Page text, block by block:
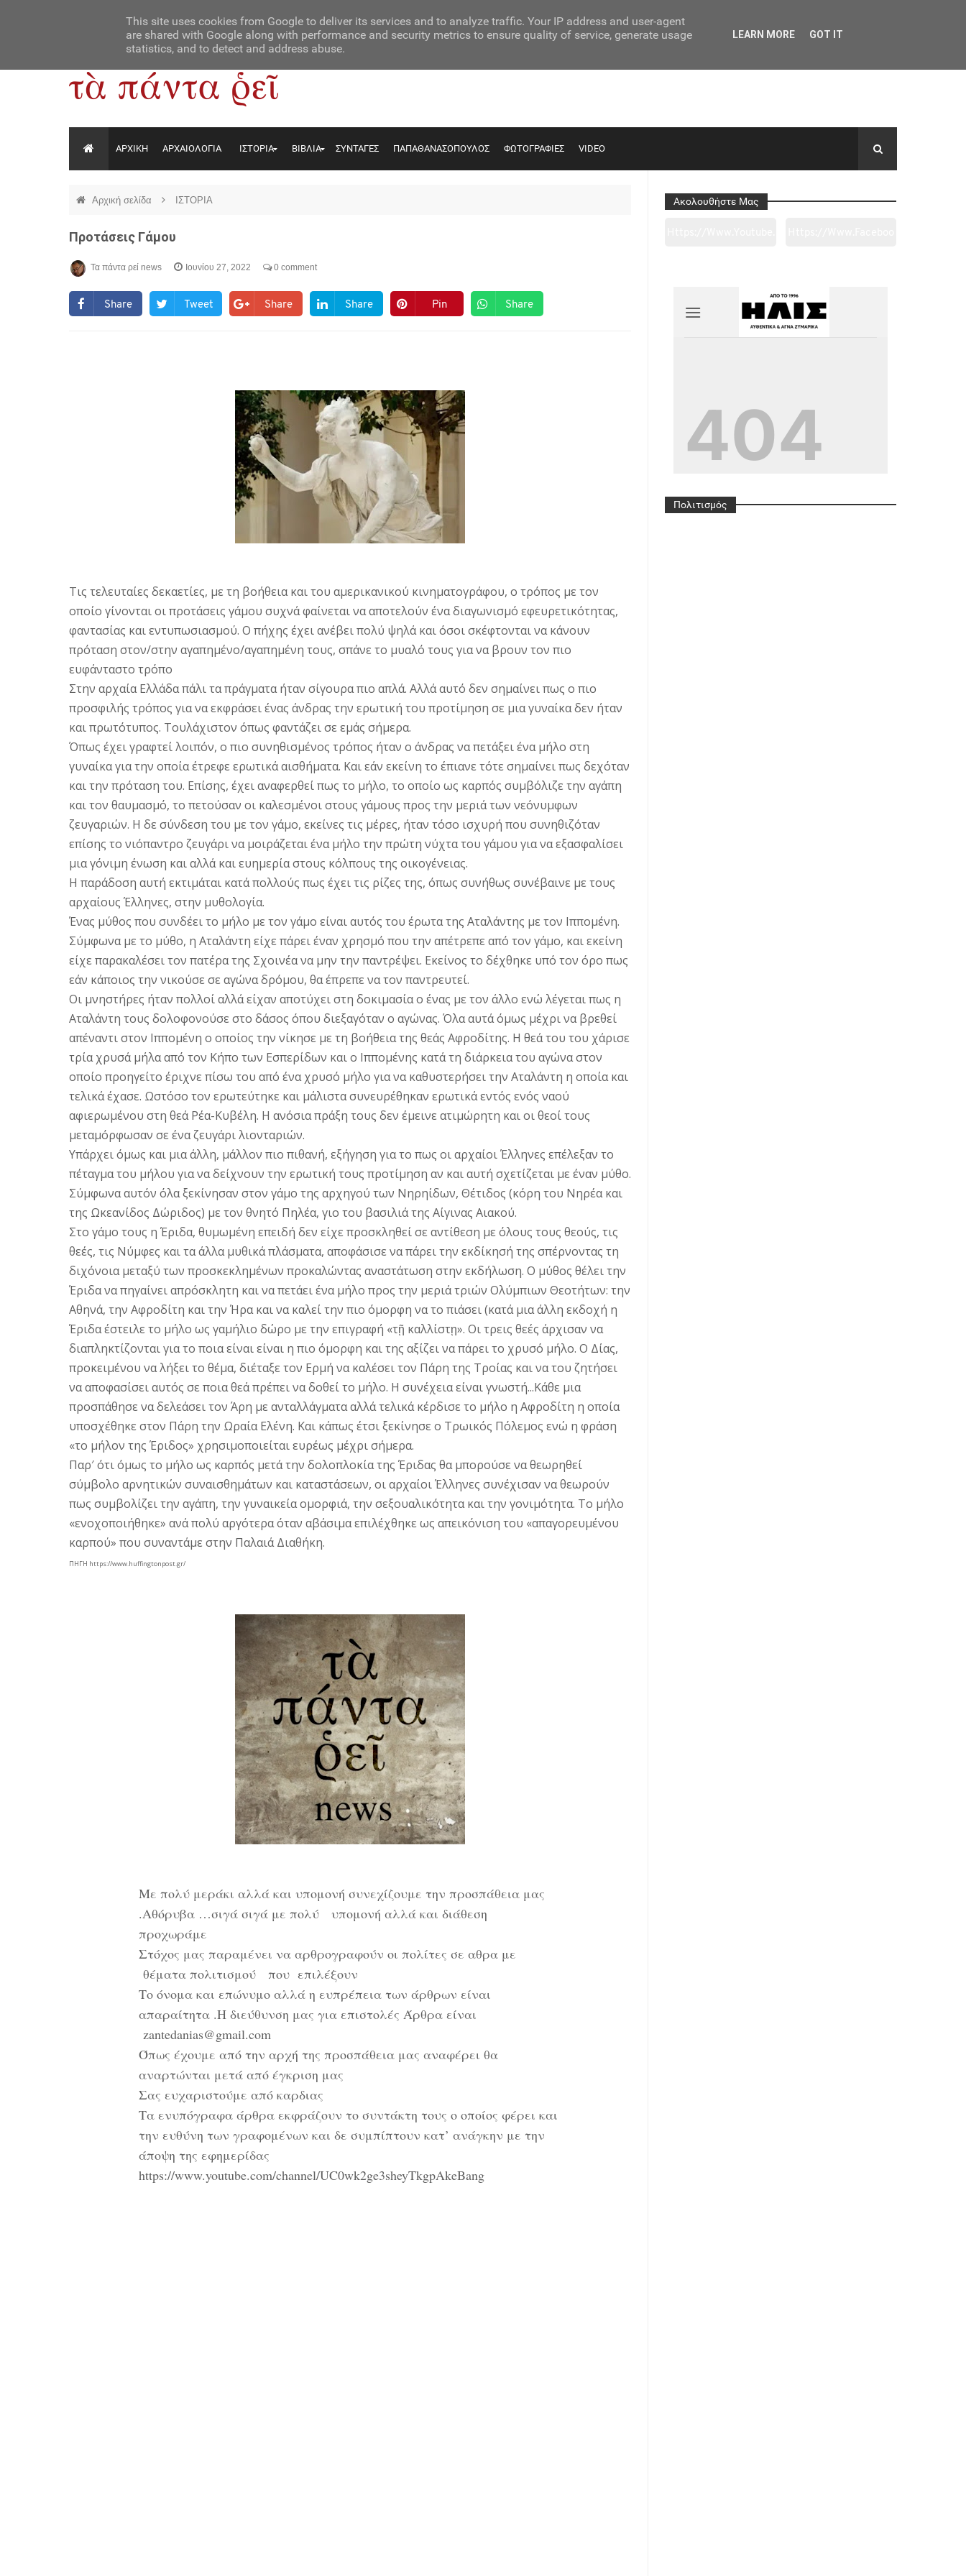
Contact Us About Us
ΑΡΧΙΚΗ ΑΡΧΑΙΟΛΟΓΙΑ ΙΣΤΟΡΙΑ ΒΙΒΛΙΑ ΣΥΝΤΑΓΕΣ ΠΑΠΑΘΑΝΑΣΟΠΟΥΛΟΣ ΦΩΤΟΓΡΑΦΙΕΣ VIDEO
Αρχική σελίδα ΙΣΤΟΡΙΑ
Προτάσεις Γάμου
Τα πάντα ρεί news Ιουνίου 27, 2022 0 comment
Share Tweet Share Share Pin Share
Τις τελευταίες δεκαετίες, με τη βοήθεια και του αμερικανικού κινηματογράφου, ο τρόπος με τον
οποίο γίνονται οι προτάσεις γάμου συχνά φαίνεται να αποτελούν ένα διαγωνισμό εφευρετικότητας,
φαντασίας και εντυπωσιασμού. Ο πήχης έχει ανέβει πολύ ψηλά και όσοι σκέφτονται να κάνουν
πρόταση στον/στην αγαπημένο/αγαπημένη τους, σπάνε το μυαλό τους για να βρουν τον πιο
ευφάνταστο τρόπο
Στην αρχαία Ελλάδα πάλι τα πράγματα ήταν σίγουρα πιο απλά. Αλλά αυτό δεν σημαίνει πως ο πιο
προσφιλής τρόπος για να εκφράσει ένας άνδρας την ερωτική του προτίμηση σε μια γυναίκα δεν ήταν
και πρωτότυπος. Τουλάχιστον όπως φαντάζει σε εμάς σήμερα.
Όπως έχει γραφτεί λοιπόν, ο πιο συνηθισμένος τρόπος ήταν ο άνδρας να πετάξει ένα μήλο στη
γυναίκα για την οποία έτρεφε ερωτικά αισθήματα. Και εάν εκείνη το έπιανε τότε σημαίνει πως δεχόταν
και την πρόταση του. Επίσης, έχει αναφερθεί πως το μήλο, το οποίο ως καρπός συμβόλιζε την αγάπη
και τον θαυμασμό, το πετούσαν οι καλεσμένοι στους γάμους προς την μεριά των νεόνυμφων
ζευγαριών. Η δε σύνδεση του με τον γάμο, εκείνες τις μέρες, ήταν τόσο ισχυρή που συνηθιζόταν
επίσης το νιόπαντρο ζευγάρι να μοιράζεται ένα μήλο την πρώτη νύχτα του γάμου για να εξασφαλίσει
μια γόνιμη ένωση και αλλά και ευημερία στους κόλπους της οικογένειας.
Η παράδοση αυτή εκτιμάται κατά πολλούς πως έχει τις ρίζες της, όπως συνήθως συνέβαινε με τους
αρχαίους Έλληνες, στην μυθολογία.
Ένας μύθος που συνδέει το μήλο με τον γάμο είναι αυτός του έρωτα της Αταλάντης με τον Ιππομένη.
Σύμφωνα με το μύθο, η Αταλάντη είχε πάρει έναν χρησμό που την απέτρεπε από τον γάμο, και εκείνη
είχε παρακαλέσει τον πατέρα της Σχοινέα να μην την παντρέψει. Εκείνος το δέχθηκε υπό τον όρο πως
εάν κάποιος την νικούσε σε αγώνα δρόμου, θα έπρεπε να τον παντρευτεί.
Οι μνηστήρες ήταν πολλοί αλλά είχαν αποτύχει στη δοκιμασία ο ένας με τον άλλο ενώ λέγεται πως η
Αταλάντη τους δολοφονούσε στο δάσος όπου διεξαγόταν ο αγώνας. Όλα αυτά όμως μέχρι να βρεθεί
απέναντι στον Ιππομένη ο οποίος την νίκησε με τη βοήθεια της θεάς Αφροδίτης. Η θεά του του χάρισε
τρία χρυσά μήλα από τον Κήπο των Εσπερίδων και ο Ιππομένης κατά τη διάρκεια του αγώνα στον
οποίο προηγείτο έριχνε πίσω του από ένα χρυσό μήλο για να καθυστερήσει την Αταλάντη η οποία και
τελικά έχασε. Ωστόσο τον ερωτεύτηκε και μάλιστα συνευρέθηκαν ερωτικά εντός ενός ναού
αφιερωμένου στη θεά Ρέα-Κυβέλη. Η ανόσια πράξη τους δεν έμεινε ατιμώρητη και οι θεοί τους
μεταμόρφωσαν σε ένα ζευγάρι λιονταριών.
Υπάρχει όμως και μια άλλη, μάλλον πιο πιθανή, εξήγηση για το πως οι αρχαίοι Έλληνες επέλεξαν το
πέταγμα του μήλου για να δείχνουν την ερωτική τους προτίμηση αν και αυτή σχετίζεται με έναν μύθο.
Σύμφωνα αυτόν όλα ξεκίνησαν στον γάμο της αρχηγού των Νηρηίδων, Θέτιδος (κόρη του Νηρέα και
της Ωκεανίδος Δώριδος) με τον θνητό Πηλέα, γιο του βασιλιά της Αίγινας Αιακού.
Στο γάμο τους η Έριδα, θυμωμένη επειδή δεν είχε προσκληθεί σε αντίθεση με όλους τους θεούς, τις
θεές, τις Νύμφες και τα άλλα μυθικά πλάσματα, αποφάσισε να πάρει την εκδίκησή της σπέρνοντας τη
διχόνοια μεταξύ των προσκεκλημένων προκαλώντας αναστάτωση στην εκδήλωση. Ο μύθος θέλει την
Έριδα να πηγαίνει απρόσκλητη και να πετάει ένα μήλο προς την μεριά τριών Ολύμπιων Θεοτήτων: την
Αθηνά, την Αφροδίτη και την Ήρα και να καλεί την πιο όμορφη να το πιάσει (κατά μια άλλη εκδοχή η
Έριδα έστειλε το μήλο ως γαμήλιο δώρο με την επιγραφή «τῇ καλλίστῃ». Οι τρεις θεές άρχισαν να
διαπληκτίζονται για το ποια είναι είναι η πιο όμορφη και της αξίζει να πάρει το χρυσό μήλο. Ο Δίας,
προκειμένου να λήξει το θέμα, διέταξε τον Ερμή να καλέσει τον Πάρη της Τροίας και να του ζητήσει
να αποφασίσει αυτός σε ποια θεά πρέπει να δοθεί το μήλο. Η συνέχεια είναι γνωστή...Κάθε μια
προσπάθησε να δελεάσει τον Άρη με ανταλλάγματα αλλά τελικά κέρδισε το μήλο η Αφροδίτη η οποία
υποσχέθηκε στον Πάρη την Ωραία Ελένη. Και κάπως έτσι ξεκίνησε ο Τρωικός Πόλεμος ενώ η φράση
«το μήλον της Έριδος» χρησιμοποιείται ευρέως μέχρι σήμερα.
Παρ′ ότι όμως το μήλο ως καρπός μετά την δολοπλοκία της Έριδας θα μπορούσε να θεωρηθεί
σύμβολο αρνητικών συναισθημάτων και καταστάσεων, οι αρχαίοι Έλληνες συνέχισαν να θεωρούν
πως συμβολίζει την αγάπη, την γυναικεία ομορφιά, την σεξουαλικότητα και την γονιμότητα. Το μήλο
«ενοχοποιήθηκε» ανά πολύ αργότερα όταν αβάσιμα επιλέχθηκε ως απεικόνιση του «απαγορευμένου
καρπού» που συναντάμε στην Παλαιά Διαθήκη.
ΠΗΓΗ https://www.huffingtonpost.gr/
Με πολύ μεράκι αλλά και υπομονή συνεχίζουμε την προσπάθεια μας
.Αθόρυβα …σιγά σιγά με πολύ υπομονή αλλά και διάθεση
προχωράμε
Στόχος μας παραμένει να αρθρογραφούν οι πολίτες σε αθρα με
θέματα πολιτισμού που επιλέξουν
Το όνομα και επώνυμο αλλά η ευπρέπεια των άρθρων είναι
απαραίτητα .Η διεύθυνση μας για επιστολές Άρθρα είναι
zantedanias@gmail.com
Όπως έχουμε από την αρχή της προσπάθεια μας αναφέρει θα
αναρτώνται μετά από έγκριση μας
Σας ευχαριστούμε από καρδιας
Τα ενυπόγραφα άρθρα εκφράζουν το συντάκτη τους ο οποίος φέρει και
την ευθύνη των γραφομένων και δε συμπίπτουν κατ’ ανάγκην με την
άποψη της εφημερίδας
https://www.youtube.com/channel/UC0wk2ge3sheyTkgpAkeBang
Ακολουθήστε Μας
2ge3sheyTkgpAkeBan
Ref=pages_you_mana
Πολιτισμός
This site uses cookies from Google to deliver its services and to analyze traffic. Your IP address and user-agent
are shared with Google along with performance and security metrics to ensure quality of service, generate usage
statistics, and to detect and address abuse.
LEARN MORE GOT IT